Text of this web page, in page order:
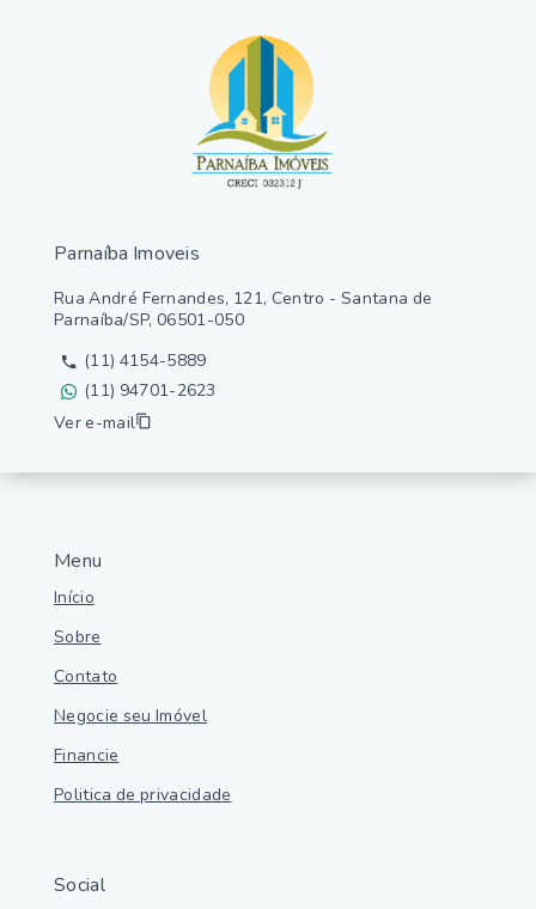
Menu
Início
Sobre
Contato
Negocie seu Imóvel
Financie
Politica de privacidade
Social
Parnaíba Imoveis
Rua André Fernandes, 121, Centro - Santana de
Parnaíba/SP, 06501-050
(11) 4154-5889
(11) 94701-2623
Ver e-mail